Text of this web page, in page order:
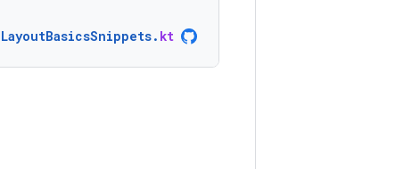
LayoutBasicsSnippets. kt